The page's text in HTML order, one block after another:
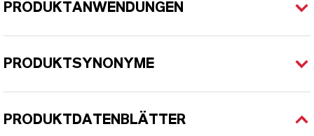
PRODUKTANWENDUNGEN
PRODUKTSYNONYME
PRODUKTDATENBLÄTTER